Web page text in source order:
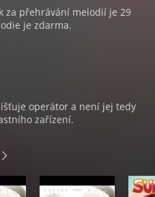
za přehrávání melodií je 29
je zdarma.
operátor a není jej tedy
zařízení.